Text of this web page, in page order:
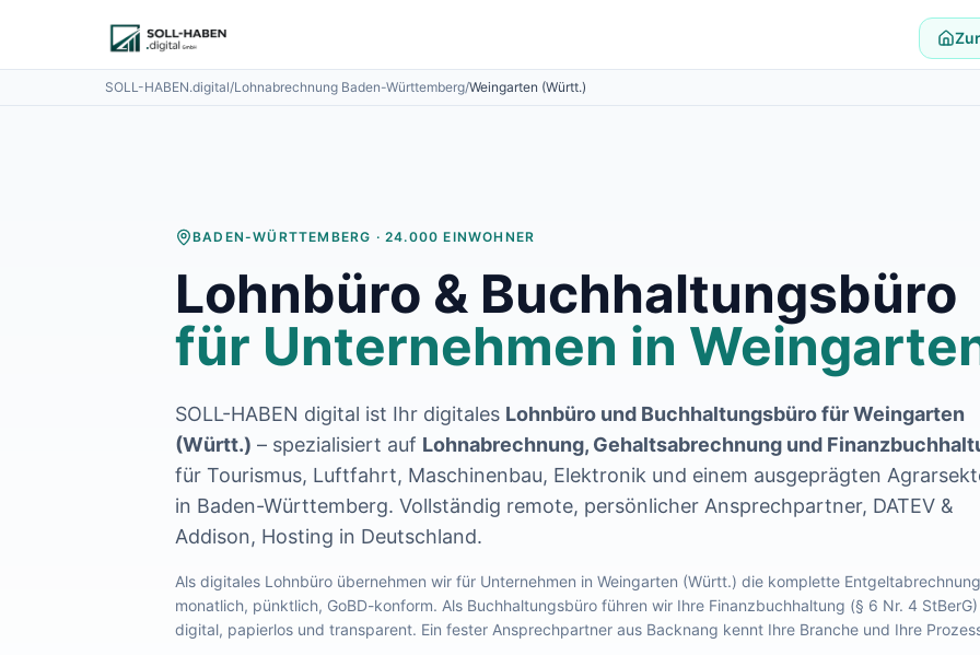
SOLL-HABEN.digital/Lohnabrechnung Baden-Württemberg/Weingarten (Württ.)
BADEN-WÜRTTEMBERG ·24.000 EINWOHNER
Lohnbüro & Buchhaltungsbüro
für Unternehmen in
SOLL-HABEN digital ist Ihr digitales Lohnbüro und Buchhaltungsbüro fürWeingarten
(Württ.) – spezialisiert auf Lohnabrechnung, Gehaltsabrechnung und
für Tourismus, Luftfahrt, Maschinenbau, Elektronik und einem ausgeprägten
in Baden-Württemberg. Vollständig remote, persönlicher Ansprechpartner, DATEV &
Addison, Hosting in Deutschland.
Als digitales Lohnbüro übernehmen wir für Unternehmen in Weingarten (Württ.) die komplette
monatlich, pünktlich, GoBD-konform. Als Buchhaltungsbüro führen wir Ihre Finanzbuchhaltung (§ 6 Nr. 4 StBerG)
digital, papierlos und transparent. Ein fester Ansprechpartner aus Backnang kennt Ihre Branche und Ihre
Finanzbuchhaltung auslagern
E-Rechnung und Peppol
Digitale Personalakte 2027
Lohnabrechnung Backnang
Lohnabrechnung Schorndorf
Lohnabrechnung Stuttgart
Lohnabrechnung Heilbronn
Lohnabrechnung Karlsruhe
Lohnabrechnung Freiburg
Lohnabrechnung Mannheim
Lohnabrechnung Ulm
Lohnabrechnung Reutlingen
Lohnabrechnung Tübingen